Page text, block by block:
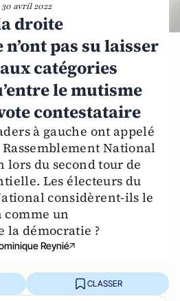
30 avril 2022
droite
pas su laisser
catégories
le mutisme
contestataire
à gauche ont appelé
National
lors du second tour de
Les électeurs du
considèrent-ils le
un
la démocratie ?
Reynié
CLASSER